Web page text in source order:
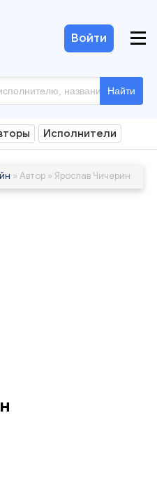
Найти
Войти
Исполнители
» Автор » Ярослав Чичерин